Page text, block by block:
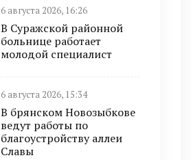
6 августа 2026, 16:26
В Суражской районной
больнице работает
молодой специалист
6 августа 2026, 15:34
В брянском Новозыбкове
ведут работы по
благоустройству аллеи
Славы